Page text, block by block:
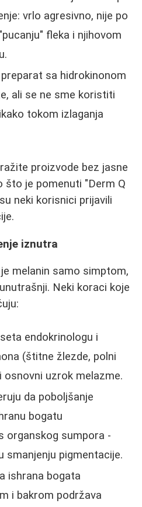
vrlo agresivno, nije po
fleka i njihovom
sa hidrokinonom
ali se ne sme koristiti
tokom izlaganja
proizvode bez jasne
što je pomenuti "Derm Q
neki korisnici prijavili
iznutra
melanin samo simptom,
Neki koraci koje
endokrinologu i
(štitne žlezde, polni
uzrok melazme.
da poboljšanje
bogatu
organskog sumpora -
smanjenju pigmentacije.
ishrana bogata
i bakrom podržava